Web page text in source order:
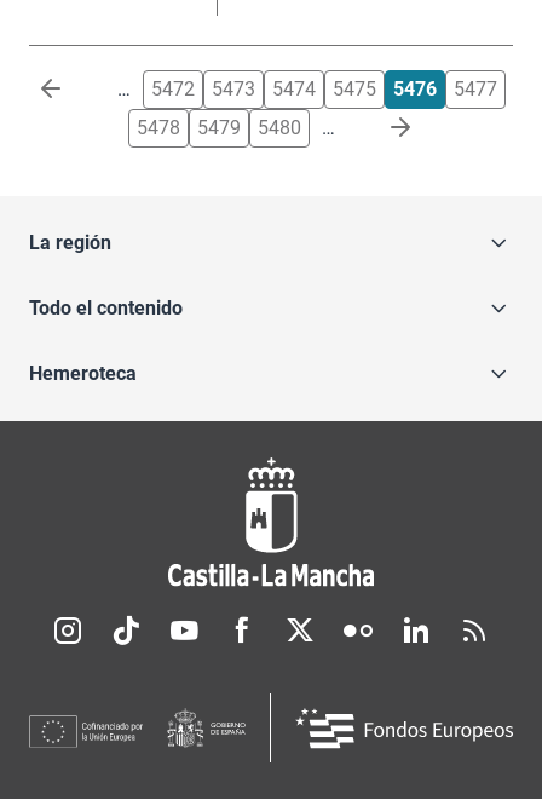
Paginación … 5472 5473 5474 5475 5476
5477
5478
5479 5480 …
La región
Todo el contenido
Hemeroteca
Redes sociales JCCM